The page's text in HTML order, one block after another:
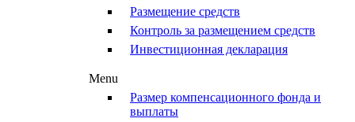
Размещение средств
Контроль за размещением средств
Инвестиционная декларация
Menu
Размер компенсационного фонда и
выплаты